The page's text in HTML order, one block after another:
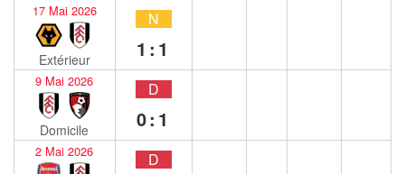
17 Mai 2026
Extérieur
N
1:1
9 Mai 2026
Domicile
D
0:1
2 Mai 2026 D